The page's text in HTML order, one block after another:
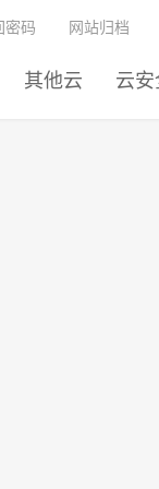
其他云 云安
密码 网站归档